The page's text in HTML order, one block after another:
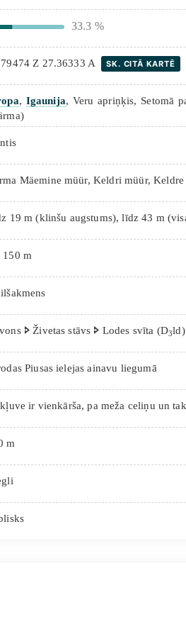
33.3 %
Z 27.36333 A SK. CITĀ KARTĒ
, Igaunija, Veru apriņķis, Setomā
Mäemine müür, Keldri müür,
19 m (klinšu augstums), līdz 43 m
150 m
🢖 Živetas stāvs 🢖 Lodes svīta (D3ld)
Piusas ielejas ainavu liegumā
ir vienkārša, pa meža celiņu un
m